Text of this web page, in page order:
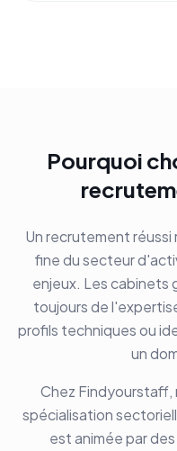
Pourquoi
Un recrutement
fine du secteur
enjeux. Les cabinets
toujours de
profils techniques ou
un
Chez Findyourstaff,
spécialisation
est animée par